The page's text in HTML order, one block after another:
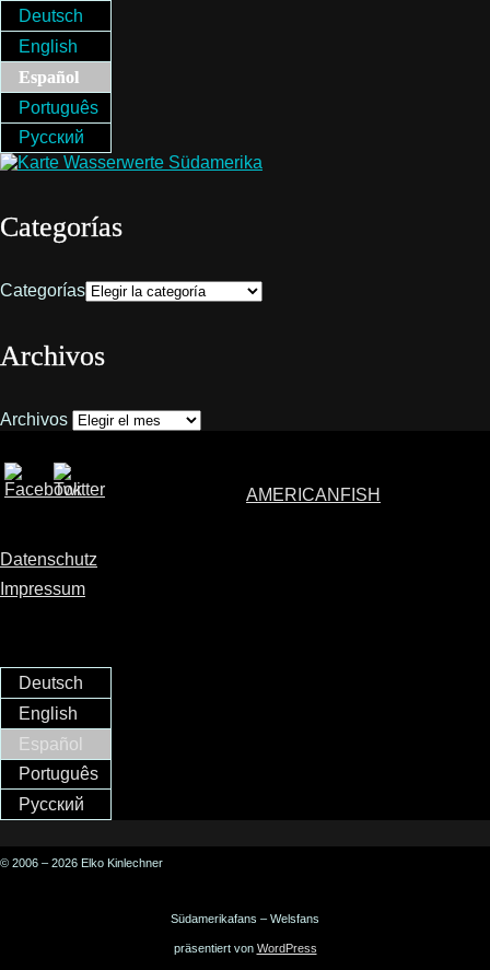
Deutsch
English
Español
Português
Русский
Categorías
Categorías
Archivos
Archivos
AMERICANFISH
Datenschutz
Impressum
Deutsch
English
Español
Português
Русский
© 2006 – 2026 Elko Kinlechner
Südamerikafans – Welsfans
präsentiert von WordPress